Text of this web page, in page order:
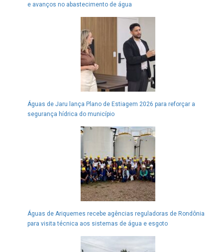
e avanços no abastecimento de água
Águas de Jaru lança Plano de Estiagem 2026 para reforçar a
segurança hídrica do município
Águas de Ariquemes recebe agências reguladoras de Rondônia
para visita técnica aos sistemas de água e esgoto